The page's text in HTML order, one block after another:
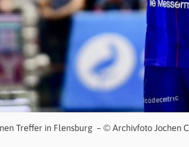
Treffer in Flensburg – © Archivfoto Jochen